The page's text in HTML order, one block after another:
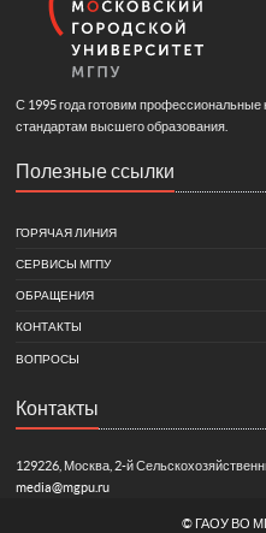
С 1995 года готовим
стандартам высшего образования.
Полезные ссылки
ГОРЯЧАЯ ЛИНИЯ
СЕРВИСЫ МГПУ
ОБРАЩЕНИЯ
КОНТАКТЫ
ВОПРОСЫ
Контакты
129226, Москва, 2-й
media@mgpu.ru
© ГАОУ ВО